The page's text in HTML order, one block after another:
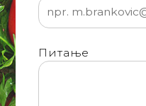
Питање